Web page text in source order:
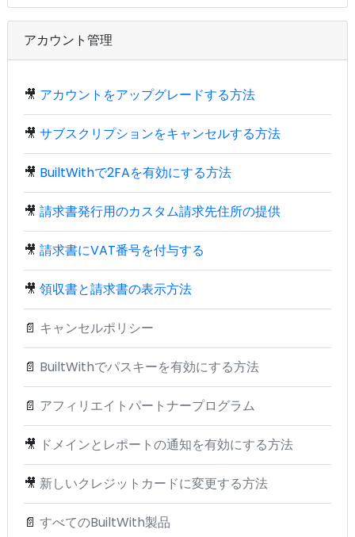
アカウント管理
🎥 アカウントをアップグレードする方法
🎥 サブスクリプションをキャンセルする方法
🎥 BuiltWithで2FAを有効にする方法
🎥 請求書発行用のカスタム請求先住所の提供
🎥 請求書にVAT番号を付与する
🎥 領収書と請求書の表示方法
📄 キャンセルポリシー
📄 BuiltWithでパスキーを有効にする方法
📄 アフィリエイトパートナープログラム
🎥 ドメインとレポートの通知を有効にする方法
🎥 新しいクレジットカードに変更する方法
📄 すべてのBuiltWith製品